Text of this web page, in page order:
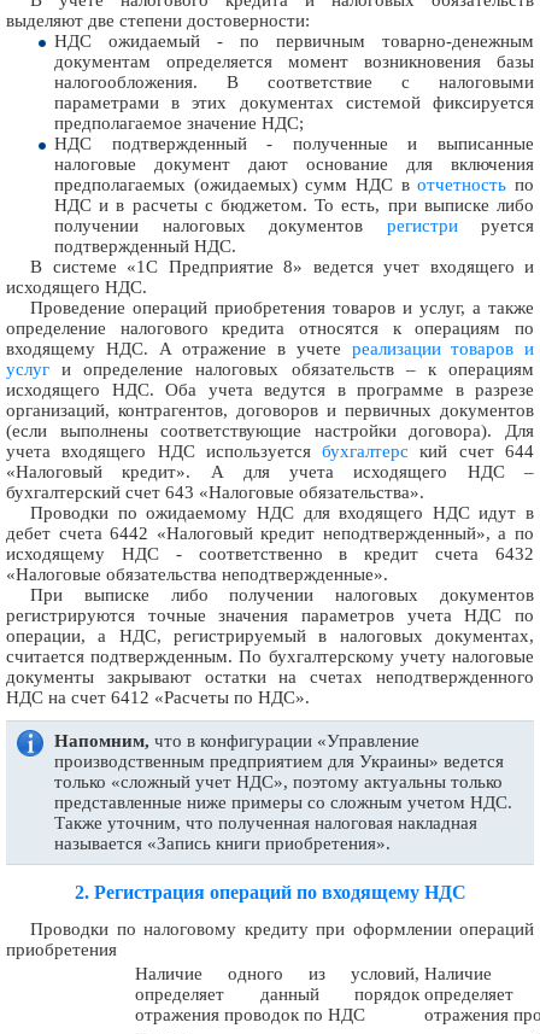
выделяют две степени достоверности:
НДС ожидаемый - по первичным товарно-денежным
документам определяется момент возникновения базы
налогообложения. В соответствие с налоговыми
параметрами в этих документах системой фиксируется
предполагаемое значение НДС;
НДС подтвержденный - полученные и выписанные
налоговые документ дают основание для включения
предполагаемых (ожидаемых) сумм НДС вотчетность по
НДС и в расчеты с бюджетом. То есть, при выписке либо
получении налоговых документов регистрируется
подтвержденный НДС.
В системе «1С Предприятие 8» ведется учет входящего и
исходящего НДС.
Проведение операций приобретения товаров и услуг, а также
определение налогового кредита относятся к операциям по
входящему НДС. А отражение в учете реализации товаров и
услуг и определение налоговых обязательств – к операциям
исходящего НДС. Оба учета ведутся в программе в разрезе
организаций, контрагентов, договоров и первичных документов
(если выполнены соответствующие настройки договора). Для
учета входящего НДС используетсябухгалтерс кий счет 644
«Налоговый кредит». А для учета исходящего НДС –
бухгалтерский счет 643 «Налоговые обязательства».
Проводки по ожидаемому НДС для входящего НДС идут в
дебет счета 6442 «Налоговый кредит неподтвержденный», а по
исходящему НДС - соответственно в кредит счета 6432
«Налоговые обязательства неподтвержденные».
При выписке либо получении налоговых документов
регистрируются точные значения параметров учета НДС по
операции, а НДС, регистрируемый в налоговых документах,
считается подтвержденным. По бухгалтерскому учету налоговые
документы закрывают остатки на счетах неподтвержденного
НДС на счет 6412 «Расчеты по НДС».
Напомним, что в конфигурации «Управление
производственным предприятием для Украины» ведется
только «сложный учет НДС», поэтому актуальны только
представленные ниже примеры со сложным учетом НДС.
Также уточним, что полученная налоговая накладная
называется «Запись книги приобретения».
2. Регистрация операций по входящему НДС
Проводки по налоговому кредиту при оформлении операций
приобретения
Наличие одного из условий,
определяет данный порядок
отражения проводок по НДС
Наличие
отражения